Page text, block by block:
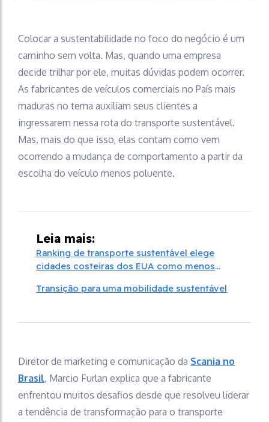
Colocar a sustentabilidade no foco do negócio é um
caminho sem volta. Mas, quando uma empresa
decide trilhar por ele, muitas dúvidas podem ocorrer.
As fabricantes de veículos comerciais no País mais
maduras no tema auxiliam seus clientes a
ingressarem nessa rota do transporte sustentável.
Mas, mais do que isso, elas contam como vem
ocorrendo a mudança de comportamento a partir da
escolha do veículo menos poluente.
Leia mais:
Ranking de transporte sustentável elege
cidades costeiras dos EUA como menos
Transição para uma mobilidade sustentável
Diretor de marketing e comunicação da Scania no
Brasil, Marcio Furlan explica que a fabricante
enfrentou muitos desafios desde que resolveu liderar
a tendência de transformação para o transporte